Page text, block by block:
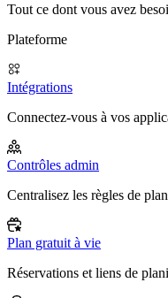
Tout ce dont vous avez
Plateforme
Intégrations
Connectez-vous à vos
Contrôles admin
Centralisez les règles de
Plan gratuit à vie
Réservations et liens de